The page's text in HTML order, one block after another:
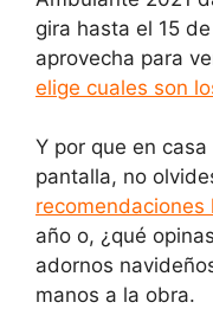
gira hasta el 15
aprovecha para
elige cuales son
Y por que en
pantalla, no
recomendaciones
año o, ¿qué
adornos
manos a la obra.